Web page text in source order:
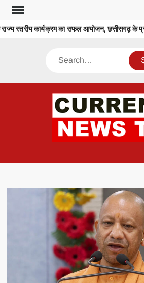
Skip
contentस्तरीय कार्यक्रम का सफल आयोजन, छत्तीसगढ़ के
Search